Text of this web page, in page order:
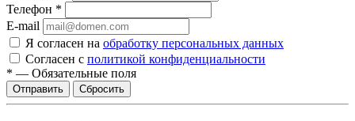
Телефон *
E-mail
Я согласен на обработку персональных данных
Согласен с политикой конфиденциальности
* — Обязательные поля
Сбросить